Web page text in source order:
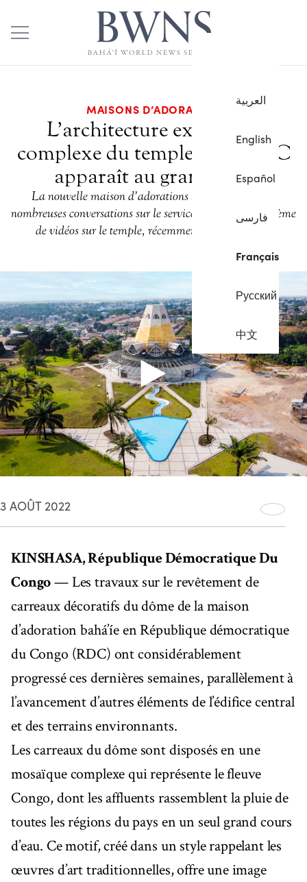
العربية
English
Español
فارسی
Français
Русский
中文
MAISONS D’ADORATION
L’architecture extérieure
complexe du temple de la RDC
apparaît au grand jour
La nouvelle maison d’adorations bahá’íe inspire de
nombreuses conversations sur le service à la société, le thème
de vidéos sur le temple, récemment mises en ligne.
3 AOÛT 2022
KINSHASA, République Démocratique Du
Congo— Les travaux sur le revêtement de
carreaux décoratifs du dôme de la maison
d’adoration bahá’íe en République démocratique
du Congo (RDC) ont considérablement
progressé ces dernières semaines, parallèlement à
l’avancement d’autres éléments de l’édifice central
et des terrains environnants.
Les carreaux du dôme sont disposés en une
mosaïque complexe qui représente le fleuve
Congo, dont les affluents rassemblent la pluie de
toutes les régions du pays en un seul grand cours
d’eau. Ce motif, créé dans un style rappelant les
œuvres d’art traditionnelles, offre une image